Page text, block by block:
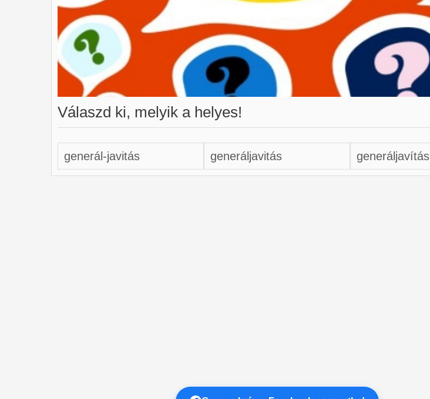
Válaszd ki, melyik a helyes!
generál-javitás generáljavitás generáljavítás